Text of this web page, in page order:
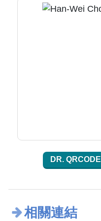
DR. QRCODE
相關連結